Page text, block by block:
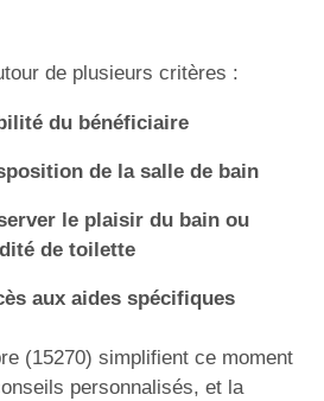
de plusieurs critères :
du bénéficiaire
de la salle de bain
le plaisir du bain ou
de toilette
aux aides spécifiques
(15270) simplifient ce moment
personnalisés, et la